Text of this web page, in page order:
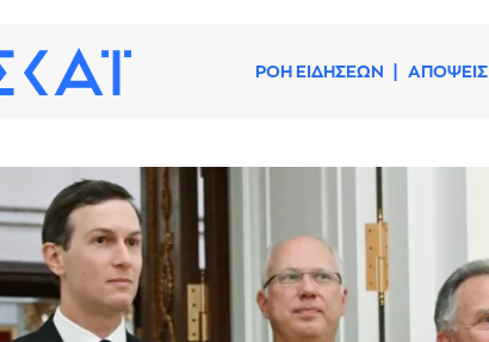
ΡΟΗ ΕΙΔΗΣΕΩΝ ΑΠΟΨΕΙΣ